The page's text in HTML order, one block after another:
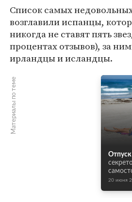
Список самых
возглавили испанцы,
никогда не ставят пять
процентах отзывов), за
ирландцы и исландцы.
Материалы по теме
20 июня